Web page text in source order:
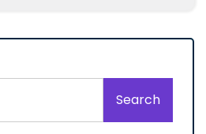
Search